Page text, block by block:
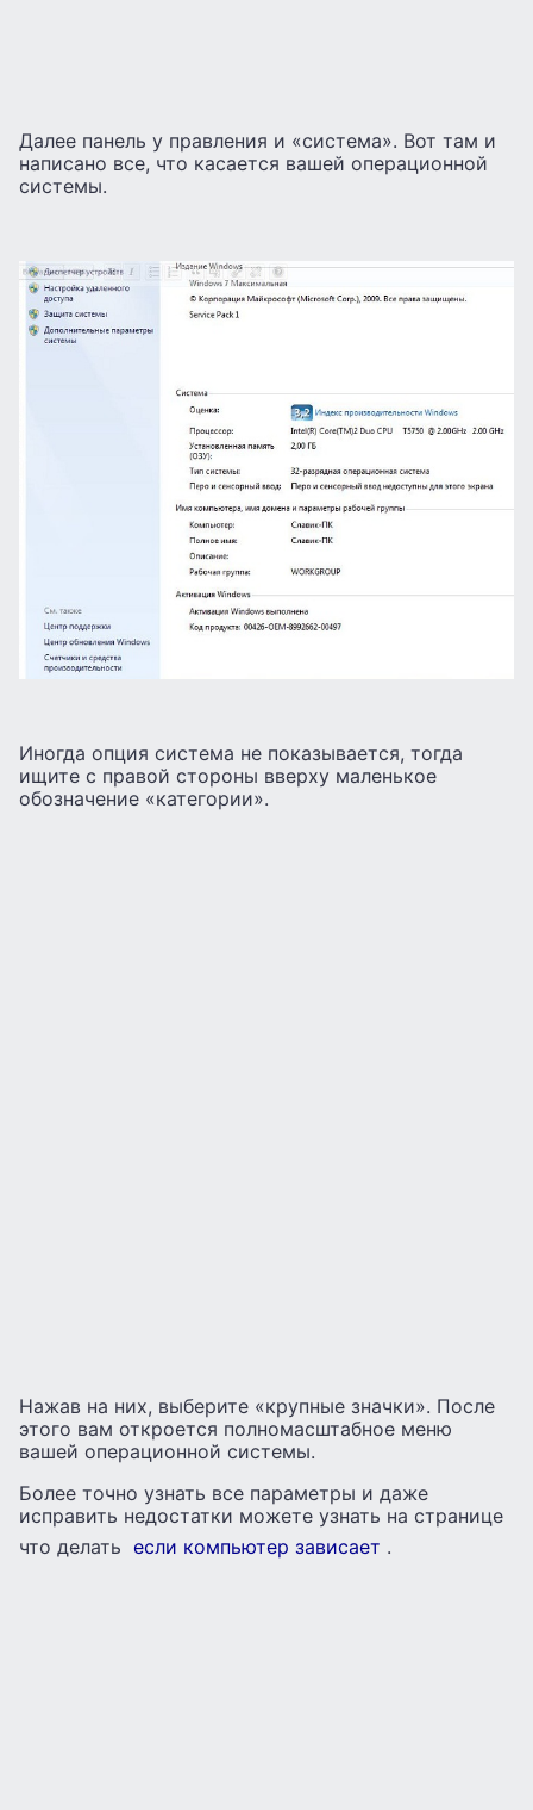
Далее панель у правления и «система». Вот там и
написано все, что касается вашей операционной
системы.
Иногда опция система не показывается, тогда
ищите с правой стороны вверху маленькое
обозначение «категории».
Нажав на них, выберите «крупные значки». После
этого вам откроется полномасштабное меню
вашей операционной системы.
Более точно узнать все параметры и даже
исправить недостатки можете узнать на странице
что делать если компьютер зависает .